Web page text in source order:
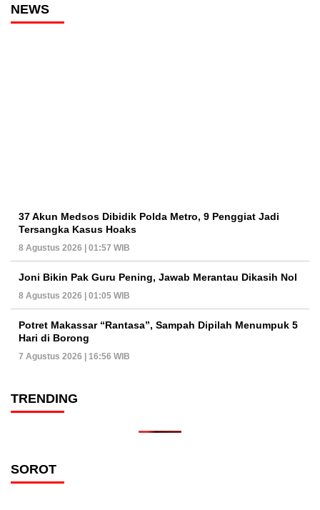
NEWS
37 Akun Medsos Dibidik Polda Metro, 9 Penggiat Jadi
Tersangka Kasus Hoaks
8 Agustus 2026 | 01:57 WIB
Joni Bikin Pak Guru Pening, Jawab Merantau Dikasih Nol
8 Agustus 2026 | 01:05 WIB
Potret Makassar “Rantasa”, Sampah Dipilah Menumpuk 5
Hari di Borong
7 Agustus 2026 | 16:56 WIB
TRENDING
SOROT